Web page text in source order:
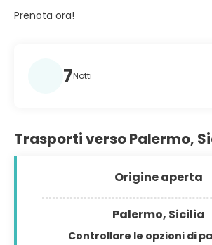
Prenota ora!
7Notti
Trasporti verso Palermo,
Origine aperta
Palermo, Sicilia
Controllare le opzioni di